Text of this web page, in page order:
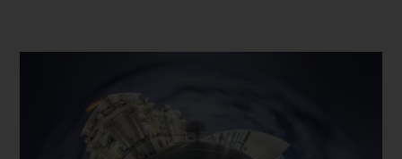
Dieses Produkt weist mehrere Varianten auf. Die Optionen können auf der Produktseite gewählt werden